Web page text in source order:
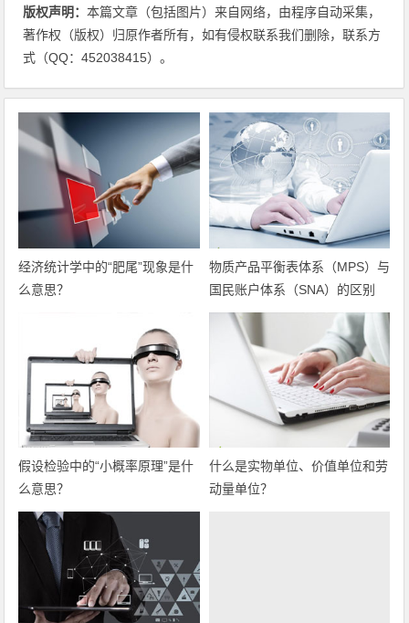
版权声明：本篇文章（包括图片）来自网络，由程序自动采集，
著作权（版权）归原作者所有，如有侵权联系我们删除，联系方
式（QQ：452038415）。
经济统计学中的“肥尾”现象是什
么意思？
物质产品平衡表体系（MPS）与
国民账户体系（SNA）的区别
假设检验中的“小概率原理”是什
么意思？
什么是实物单位、价值单位和劳
动量单位？